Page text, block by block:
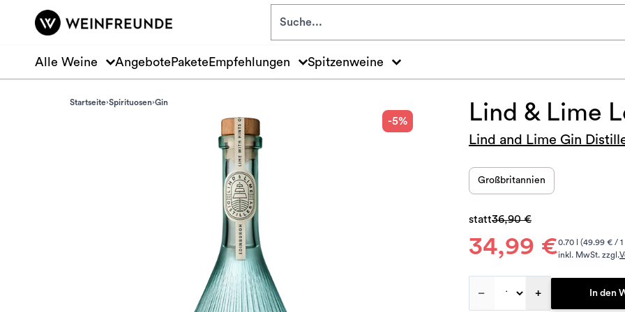
Zum Hauptinhalt springen
Alle Weine Angebote Pakete Empfehlungen Spitzenweine
Startseite Spirituosen Gin
-5% Lind & Lime
Lind and Lime Gin
Großbritannien
34,99 €
statt36,90 €
0.70 l (49.99 € / 1
inkl. MwSt. zzgl.
– + In den